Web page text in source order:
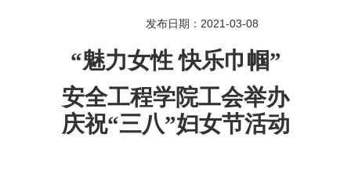
发布日期：2021-03-08
“魅力女性 快乐巾帼”
安全工程学院工会举办
庆祝“三八”妇女节活动